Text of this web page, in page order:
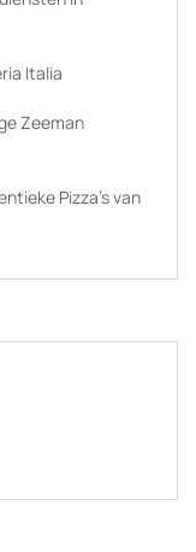
Italia
Zeeman
Pizza’s van